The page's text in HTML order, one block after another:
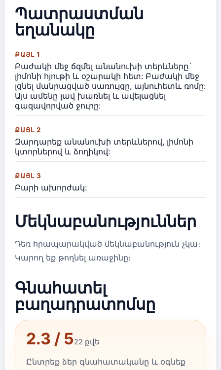
Պատրաստման
եղանակը
ՔԱՅԼ 1
Բաժակի մեջ ճզմել անանուխի տերևները`
լիմոնի հյութի և օշարակի հետ: Բաժակի մեջ
լցնել մանրացված սառույցը, այնուհետև ռոմը:
Այս ամենը լավ խառնել և ավելացնել
գազավորված ջուրը:
ՔԱՅԼ 2
Զարդարեք անանուխի տերևներով, լիմոնի
կտորներով և ձողիկով:
ՔԱՅԼ 3
Բարի ախորժակ:
Մեկնաբանություններ
Դեռ հրապարակված մեկնաբանություն չկա։
Կարող եք թողնել առաջինը։
Գնահատել
բաղադրատոմսը
2.3 / 522 քվե
Ընտրեք ձեր գնահատականը և օգնեք